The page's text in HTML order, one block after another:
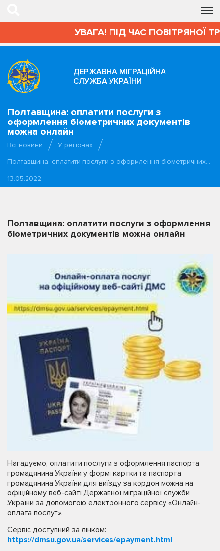
УВАГА! ПІД ЧАС ПОВІТРЯНОЇ
ДЕРЖАВНА МІГРАЦІЙНА
СЛУЖБА УКРАЇНИ
Полтавщина: оплатити послуги з
оформлення біометричних документів
можна онлайн
Всі новини
У регіонах
Полтавщина: оплатити послуги з оформлення біометричних…
13.05.2022
Полтавщина: оплатити послуги з оформлення
біометричних документів можна онлайн
Нагадуємо, оплатити послуги з оформлення паспорта
громадянина України у формі картки та паспорта
громадянина України для виїзду за кордон можна на
офіційному веб-сайті Державної міграційної служби
України за допомогою електронного сервісу «Онлайн-
оплата послуг».
Сервіс доступний за лінком:
https://dmsu.gov.ua/services/epayment.html